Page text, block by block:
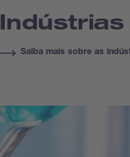
Indústrias
Saiba mais sobre as